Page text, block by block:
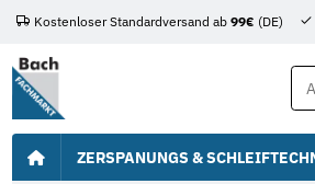
Kostenloser Standardversand ab 99€ (DE)
ZERSPANUNGS &